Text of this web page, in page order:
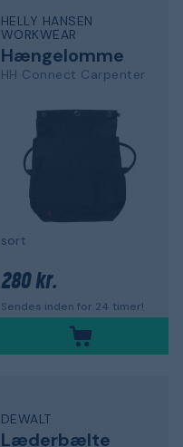
HELLY HANSEN
WORKWEAR
Hængelomme
HH Connect Carpenter
sort
280 kr.
Sendes inden for 24 timer!
DEWALT
Læderbælte